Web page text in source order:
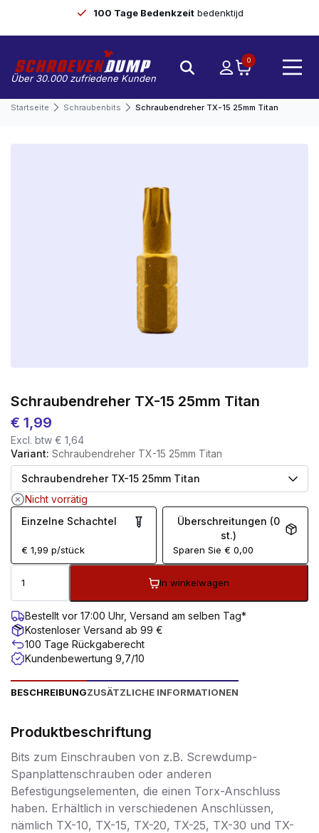
100 Tage Bedenkzeitbedenktijd
Über 30.000 zufriedene Kunden
0
Startseite Schraubenbits Schraubendreher TX-15 25mm Titan
Schraubendreher TX-15 25mm Titan
€ 1,99
Excl. btw € 1,64
Variant: Schraubendreher TX-15 25mm Titan
Nicht vorrätig
Einzelne Schachtel
€ 1,99 p/stück
Überschreitungen (0
st.)
Sparen Sie€ 0,00
In winkelwagen
Bestellt vor 17:00 Uhr, Versand am selben Tag*
Kostenloser Versand ab 99 €
100 Tage Rückgaberecht
Kundenbewertung 9,7/10
BESCHREIBUNGZUSÄTZLICHE INFORMATIONEN
Produktbeschriftung
Bits zum Einschrauben von z.B. Screwdump-
Spanplattenschrauben oder anderen
Befestigungselementen, die einen Torx-Anschluss
haben. Erhältlich in verschiedenen Anschlüssen,
nämlich TX-10, TX-15, TX-20, TX-25, TX-30 und TX-